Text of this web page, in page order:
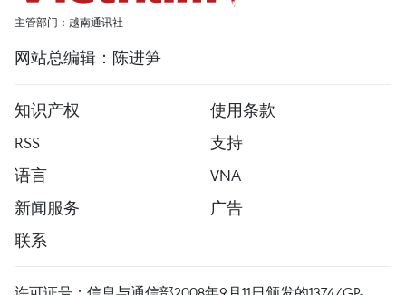
主管部门：越南通讯社
网站总编辑：陈进笋
知识产权
使用条款
RSS
支持
语言
VNA
新闻服务
广告
联系